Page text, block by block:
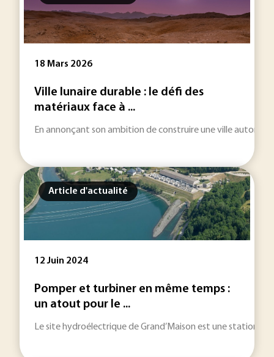
18 Mars 2026
Ville lunaire durable : le défi des
matériaux face à ...
En annonçant son ambition de construire une ville
Article d'actualité
12 Juin 2024
Pomper et turbiner en même temps :
un atout pour le ...
Le site hydroélectrique de Grand’Maison est une station